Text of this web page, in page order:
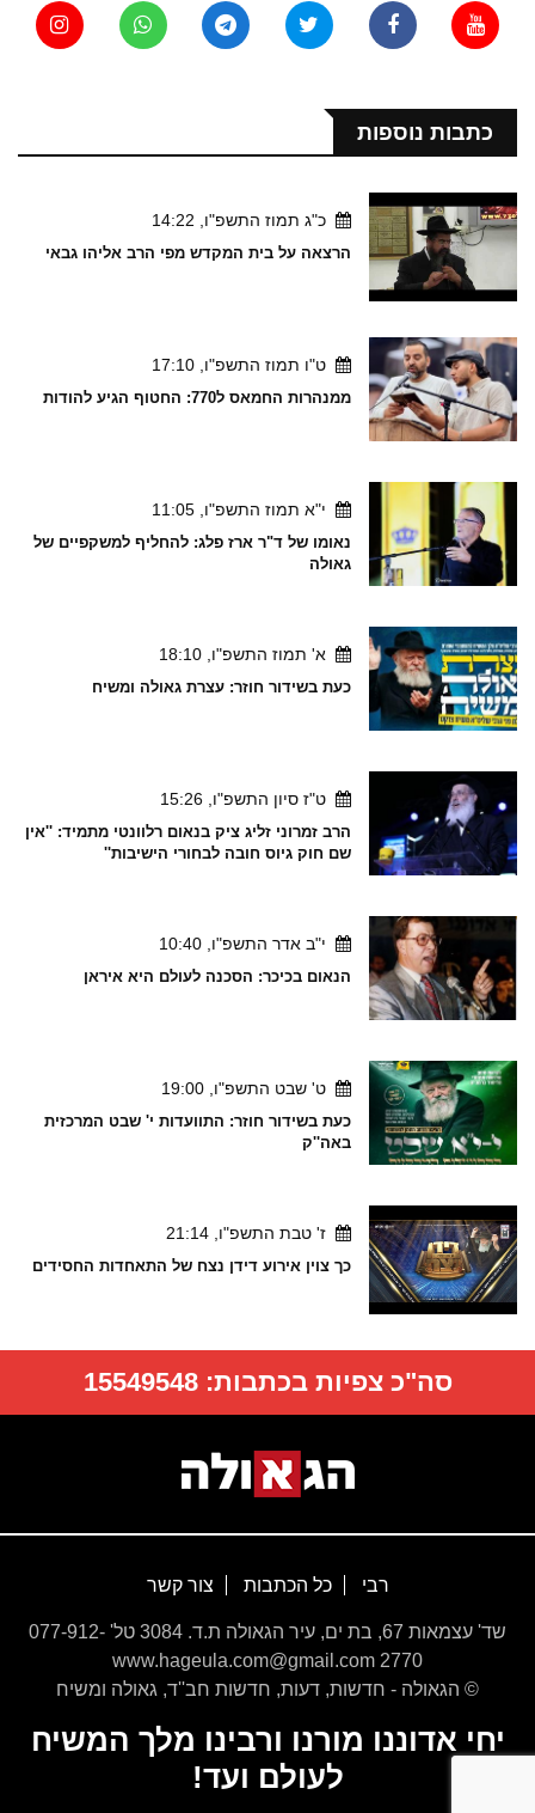
כתבות נוספות
כ"ג תמוז התשפ"ו, 14:22
הרצאה על בית המקדש מפי הרב אליהו גבאי
ט"ו תמוז התשפ"ו, 17:10
ממנהרות החמאס ל770: החטוף הגיע להודות
י"א תמוז התשפ"ו, 11:05
נאומו של ד"ר ארז פלג: להחליף למשקפיים של
גאולה
א' תמוז התשפ"ו, 18:10
כעת בשידור חוזר: עצרת גאולה ומשיח
ט"ז סיון התשפ"ו, 15:26
הרב זמרוני זליג ציק בנאום רלוונטי מתמיד: ''אין
שם חוק גיוס חובה לבחורי הישיבות''
י"ב אדר התשפ"ו, 10:40
הנאום בכיכר: הסכנה לעולם היא איראן
ט' שבט התשפ"ו, 19:00
כעת בשידור חוזר: התוועדות י' שבט המרכזית
באה''ק
ז' טבת התשפ"ו, 21:14
כך צוין אירוע דידן נצח של התאחדות החסידים
סה"כ צפיות בכתבות:15549548
רבי כל הכתבות צור קשר
שד' עצמאות 67, בת ים, עיר הגאולה ת.ד. 3084 טל' 077-912-
2770 www.hageula.com@gmail.com
© הגאולה - חדשות, דעות, חדשות חב''ד, גאולה ומשיח
יחי אדוננו מורנו ורבינו מלך המשיח
לעולם ועד!